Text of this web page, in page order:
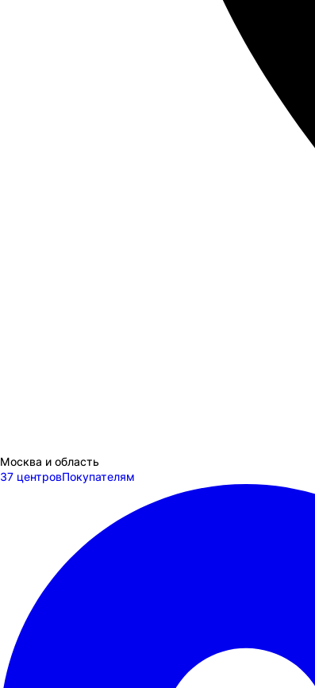
Москва и область
37 центровПокупателям